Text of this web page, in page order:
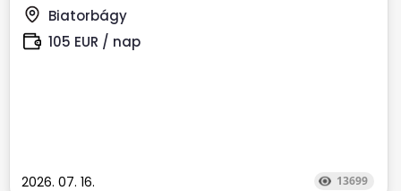
Biatorbágy
105 EUR / nap
2026. 07. 16. 13699